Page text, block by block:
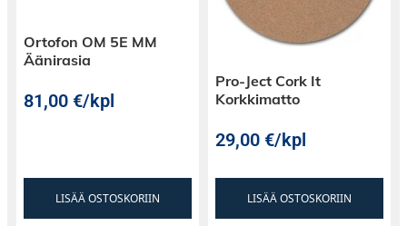
Ortofon OM 5E MM
Äänirasia
81,00€/kpl
LISÄÄ OSTOSKORIIN
Pro-Ject Cork It
Korkkimatto
29,00€/kpl
LISÄÄ OSTOSKORIIN